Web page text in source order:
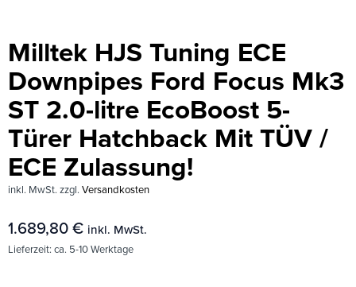
Milltek HJS Tuning ECE
Downpipes Ford Focus Mk3
ST 2.0-litre EcoBoost 5-
Türer Hatchback Mit TÜV /
ECE Zulassung!
inkl. MwSt. zzgl. Versandkosten
1.689,80 € inkl. MwSt.
Lieferzeit: ca. 5-10 Werktage